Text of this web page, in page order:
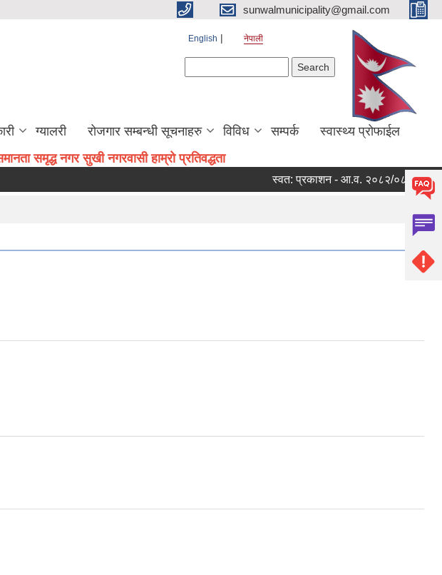
sunwalmunicipality@gmail.com
English नेपाली
ग्यालरी रोजगार सम्बन्धी सूचनाहरु विविध सम्पर्क
स्वास्थ्य प्रोफाईल
समृद्ध नगर सुखी नगरवासी हाम्रो प्रतिवद्धता
स्वत: प्रकाशन - आ.व. २०८२/०८३ को चौथो